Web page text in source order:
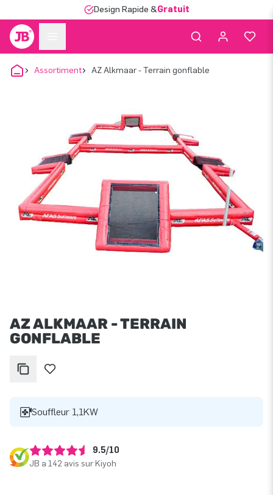
Design Rapide &Gratuit
Assortiment AZ Alkmaar - Terrain gonflable
AZ ALKMAAR - TERRAIN
GONFLABLE
Souffleur 1,1KW
9.5/10
JB a 142 avis sur Kiyoh